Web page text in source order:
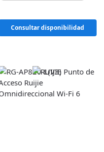
Consultar disponibilidad